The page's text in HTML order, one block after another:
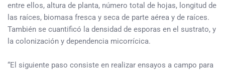
entre ellos, altura de planta, número total de hojas, longitud de
las raíces, biomasa fresca y seca de parte aérea y de raíces.
También se cuantificó la densidad de esporas en el sustrato, y
la colonización y dependencia micorrícica.
“El siguiente paso consiste en realizar ensayos a campo para